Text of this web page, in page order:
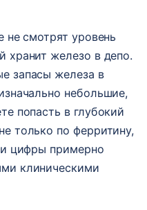
не смотрят уровень
хранит железо в депо.
запасы железа в
небольшие,
попасть в глубокий
только по ферритину,
цифры примерно
клиническими